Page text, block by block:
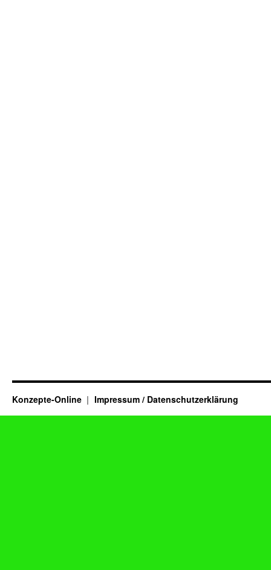
Konzepte-Online Impressum / Datenschutzerklärung